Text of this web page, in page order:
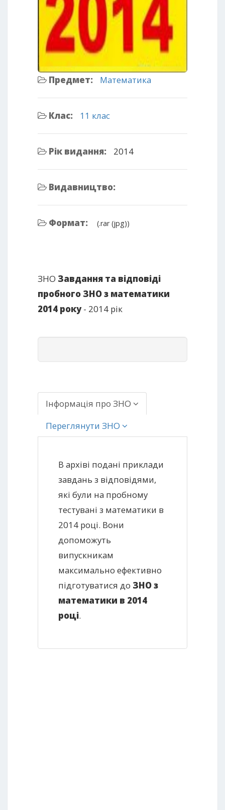
Предмет: Математика
Клас: 11 клас
Рік видання: 2014
Видавництво:
Формат: (.rar (jpg))
ЗНО Завдання та відповіді
пробного ЗНО з математики
2014 року- 2014 рік
Інформація про ЗНО
Переглянути ЗНО
В архіві подані приклади
завдань з відповідями,
які були на пробному
тестувані з математики в
2014 році. Вони
допоможуть
випускникам
максимально ефективно
підготуватися до ЗНО з
математики в 2014
році.